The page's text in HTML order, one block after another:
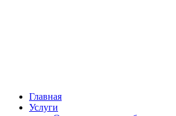
Главная
Услуги